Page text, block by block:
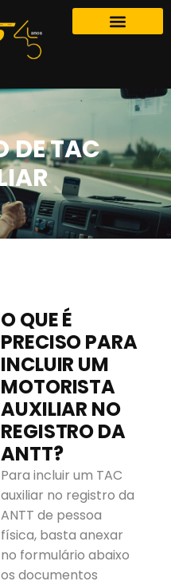
DE TAC
O QUE É
PRECISO PARA
INCLUIR UM
MOTORISTA
AUXILIAR NO
REGISTRO DA
ANTT?
Para incluir um TAC
auxiliar no registro da
ANTT de pessoa
física, basta anexar
no formulário abaixo
os documentos